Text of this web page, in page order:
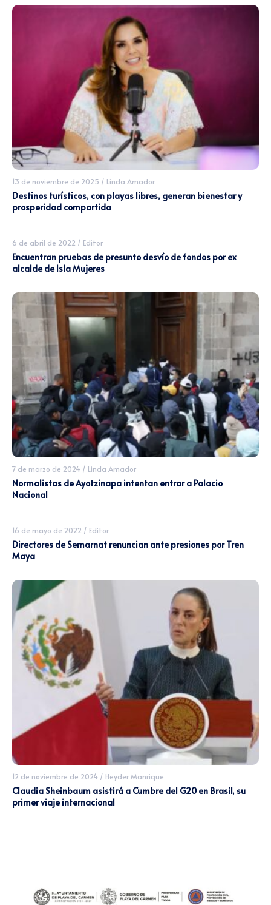
13 de noviembre de 2025 / Linda Amador
Destinos turísticos, con playas libres, generan bienestar y
prosperidad compartida
6 de abril de 2022 / Editor
Encuentran pruebas de presunto desvío de fondos por ex
alcalde de Isla Mujeres
7 de marzo de 2024 / Linda Amador
Normalistas de Ayotzinapa intentan entrar a Palacio
Nacional
16 de mayo de 2022 / Editor
Directores de Semarnat renuncian ante presiones por Tren
Maya
12 de noviembre de 2024 / Heyder Manrique
Claudia Sheinbaum asistirá a Cumbre del G20 en Brasil, su
primer viaje internacional